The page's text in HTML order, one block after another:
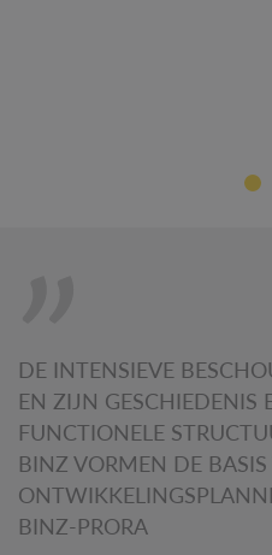
DE INTENSIEVE
EN ZIJN GESCHIEDENIS
FUNCTIONELE
BINZ VORMEN DE
BINZ-PRORA